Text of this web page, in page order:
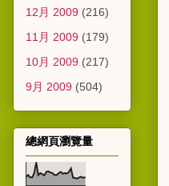
12月 2009 (216)
11月 2009 (179)
10月 2009 (217)
9月 2009 (504)
總網頁瀏覽量